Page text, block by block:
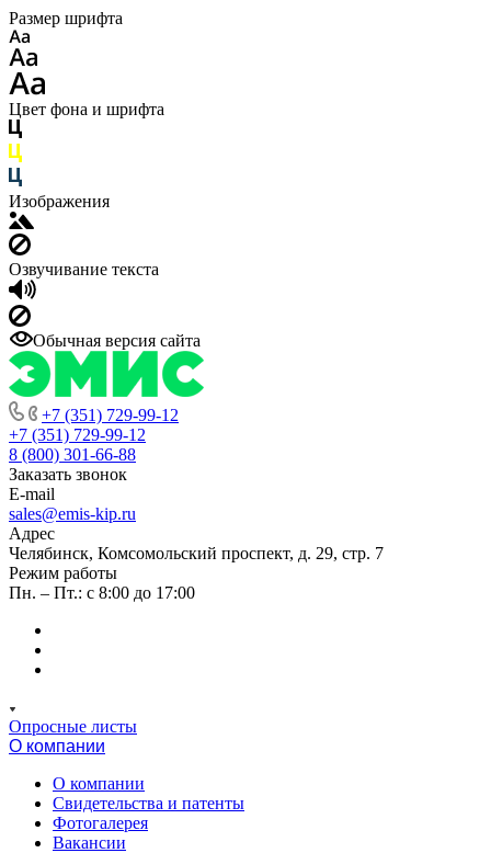
Размер шрифта
Цвет фона и шрифта
Изображения
Озвучивание текста
Обычная версия сайта
+7 (351) 729-99-12
+7 (351) 729-99-12
8 (800) 301-66-88
Заказать звонок
E-mail
sales@emis-kip.ru
Адрес
Челябинск, Комсомольский проспект, д. 29, стр. 7
Режим работы
Пн. – Пт.: с 8:00 до 17:00
Опросные листы
О компании
О компании
Свидетельства и патенты
Фотогалерея
Вакансии